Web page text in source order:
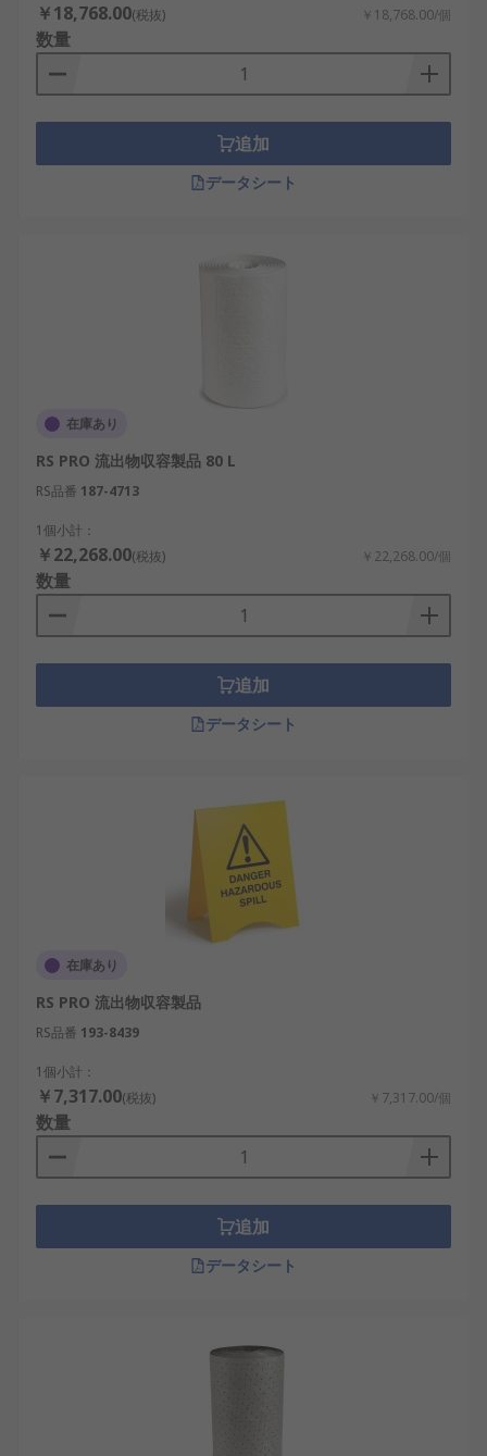
￥18,768.00(税抜) ￥18,768.00/個
数量
追加
データシート
在庫あり
RS PRO 流出物収容製品 80 L
RS品番 187-4713
1個小計：
￥22,268.00(税抜) ￥22,268.00/個
数量
追加
データシート
在庫あり
RS PRO 流出物収容製品
RS品番 193-8439
1個小計：
￥7,317.00(税抜) ￥7,317.00/個
数量
追加
データシート